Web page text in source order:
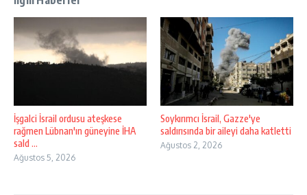
İşgalci İsrail ordusu ateşkese
rağmen Lübnan'ın güneyine İHA
sald ...
Ağustos 5, 2026
Soykırımcı İsrail, Gazze'ye
saldırısında bir aileyi daha katletti
Ağustos 2, 2026